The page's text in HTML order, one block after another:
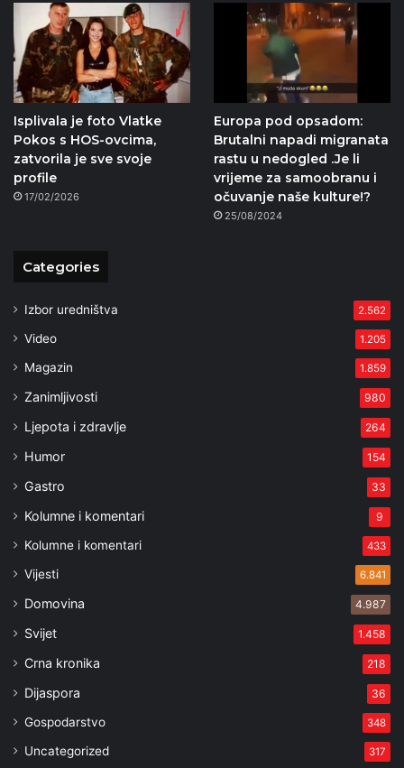
Isplivala je foto Vlatke
Pokos s HOS-ovcima,
zatvorila je sve svoje
profile
17/02/2026
Europa pod opsadom:
Brutalni napadi migranata
rastu u nedogled .Je li
vrijeme za samoobranu i
očuvanje naše kulture!?
25/08/2024
Categories
Izbor uredništva 2.562
Video 1.205
Magazin 1.859
Zanimljivosti 980
Ljepota i zdravlje 264
Humor 154
Gastro 33
Kolumne i komentari 9
Kolumne i komentari 433
Vijesti 6.841
Domovina 4.987
Svijet 1.458
Crna kronika 218
Dijaspora 36
Gospodarstvo 348
Uncategorized 317